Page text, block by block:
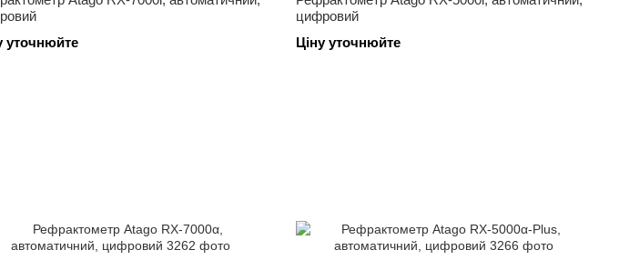
уточнюйте
цифровий
Ціну уточнюйте